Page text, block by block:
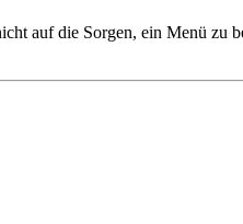
auf die Sorgen, ein Menü